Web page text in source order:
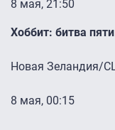
8 мая, 21:50
Хоббит: битва
Новая Зеландия/
8 мая, 00:15